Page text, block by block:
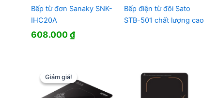
Bếp từ đơn Sanaky SNK-
IHC20A
608.000₫
Bếp điện từ đôi Sato
STB-501 chất lượng cao
Giảm giá!
Giảm giá!